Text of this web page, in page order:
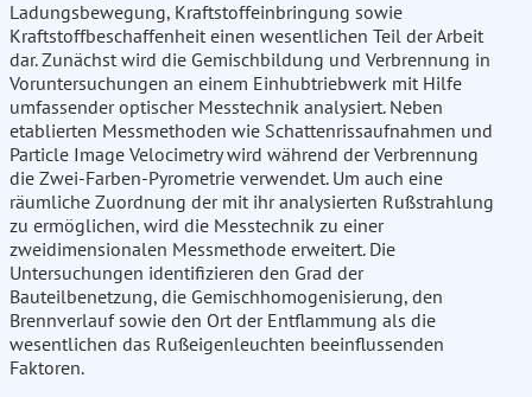
Ladungsbewegung, Kraftstoffeinbringung sowie
Kraftstoffbeschaffenheit einen wesentlichen Teil der Arbeit
dar. Zunächst wird die Gemischbildung und Verbrennung in
Voruntersuchungen an einem Einhubtriebwerk mit Hilfe
umfassender optischer Messtechnik analysiert. Neben
etablierten Messmethoden wie Schattenrissaufnahmen und
Particle Image Velocimetry wird während der Verbrennung
die Zwei-Farben-Pyrometrie verwendet. Um auch eine
räumliche Zuordnung der mit ihr analysierten Rußstrahlung
zu ermöglichen, wird die Messtechnik zu einer
zweidimensionalen Messmethode erweitert. Die
Untersuchungen identifizieren den Grad der
Bauteilbenetzung, die Gemischhomogenisierung, den
Brennverlauf sowie den Ort der Entflammung als die
wesentlichen das Rußeigenleuchten beeinflussenden
Faktoren.